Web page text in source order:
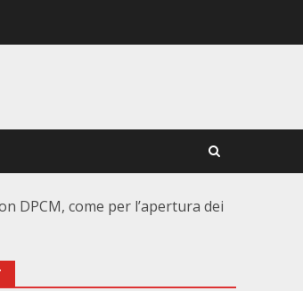
DPCM, come per l’apertura dei